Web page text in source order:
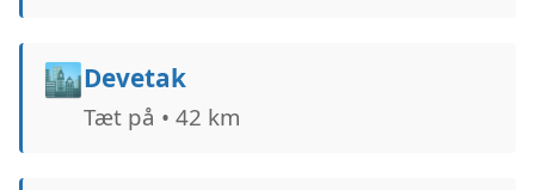
🏙️Devetak
Tæt på • 42 km